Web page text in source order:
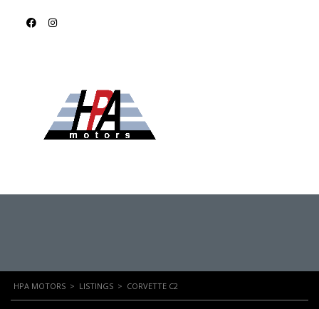
CORVETTE C2
HPA MOTORS > LISTINGS > CORVETTE C2